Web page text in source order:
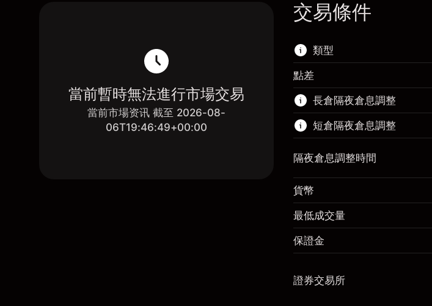
當前暫時無法進行市場交易
當前市場资讯 截至 2026-08-
06T19:46:49+00:00
交易條件
類型
該金融市場可進行差價合
了解更多：
差價合約
點差
長倉隔夜倉息調整
隔夜倉息
來自頭寸全值的費用
來自杠杆的資金 - 美元（大
短倉隔夜倉息調整
保證金。您的投資
來自頭寸全值的費用
使用杠杆的交易規模（大約
隔夜倉息調整時間
貨幣
最低成交量
保證金
證券交易所